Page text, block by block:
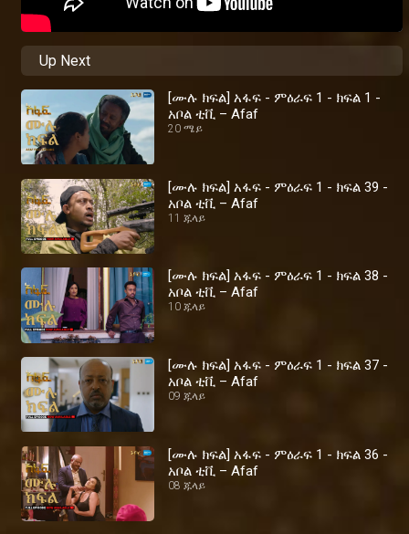
Up Next
[ሙሉ ክፍል] አፋፍ - ምዕራፍ 1 - ክፍል 1 -
አቦል ቲቪ – Afaf
20 ሜይ
[ሙሉ ክፍል] አፋፍ - ምዕራፍ 1 - ክፍል 39 -
አቦል ቲቪ – Afaf
11 ጁላይ
[ሙሉ ክፍል] አፋፍ - ምዕራፍ 1 - ክፍል 38 -
አቦል ቲቪ – Afaf
10 ጁላይ
[ሙሉ ክፍል] አፋፍ - ምዕራፍ 1 - ክፍል 37 -
አቦል ቲቪ – Afaf
09 ጁላይ
[ሙሉ ክፍል] አፋፍ - ምዕራፍ 1 - ክፍል 36 -
አቦል ቲቪ – Afaf
08 ጁላይ